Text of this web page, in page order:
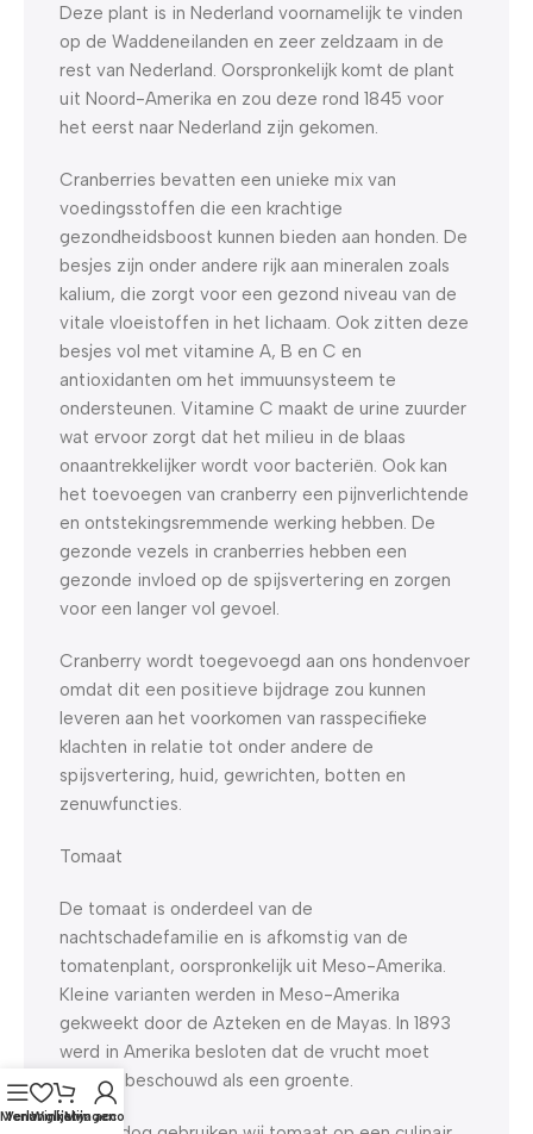
Deze plant is in Nederland voornamelijk te vinden
op de Waddeneilanden en zeer zeldzaam in de
rest van Nederland. Oorspronkelijk komt de plant
uit Noord-Amerika en zou deze rond 1845 voor
het eerst naar Nederland zijn gekomen.
Cranberries bevatten een unieke mix van
voedingsstoffen die een krachtige
gezondheidsboost kunnen bieden aan honden. De
besjes zijn onder andere rijk aan mineralen zoals
kalium, die zorgt voor een gezond niveau van de
vitale vloeistoffen in het lichaam. Ook zitten deze
besjes vol met vitamine A, B en C en
antioxidanten om het immuunsysteem te
ondersteunen. Vitamine C maakt de urine zuurder
wat ervoor zorgt dat het milieu in de blaas
onaantrekkelijker wordt voor bacteriën. Ook kan
het toevoegen van cranberry een pijnverlichtende
en ontstekingsremmende werking hebben. De
gezonde vezels in cranberries hebben een
gezonde invloed op de spijsvertering en zorgen
voor een langer vol gevoel.
Cranberry wordt toegevoegd aan ons hondenvoer
omdat dit een positieve bijdrage zou kunnen
leveren aan het voorkomen van rasspecifieke
klachten in relatie tot onder andere de
spijsvertering, huid, gewrichten, botten en
zenuwfuncties.
Tomaat
De tomaat is onderdeel van de
nachtschadefamilie en is afkomstig van de
tomatenplant, oorspronkelijk uit Meso-Amerika.
Kleine varianten werden in Meso-Amerika
gekweekt door de Azteken en de Mayas. In 1893
werd in Amerika besloten dat de vrucht moet
worden beschouwd als een groente.
Menu
Verlanglijst
Winkelwagen
Mijn account